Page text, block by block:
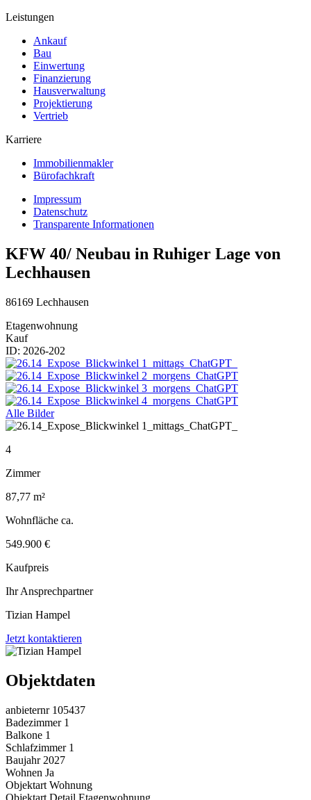
Leistungen
Ankauf
Bau
Einwertung
Finanzierung
Hausverwaltung
Projektierung
Vertrieb
Karriere
Immobilienmakler
Bürofachkraft
Impressum
Datenschutz
Transparente Informationen
KFW 40/ Neubau in Ruhiger Lage von
Lechhausen
86169 Lechhausen
Etagenwohnung
Kauf
ID: 2026-202
Alle Bilder
4
Zimmer
87,77 m²
Wohnfläche ca.
549.900 €
Kaufpreis
Ihr Ansprechpartner
Tizian Hampel
Jetzt kontaktieren
Objektdaten
anbieternr 105437
Badezimmer 1
Balkone 1
Schlafzimmer 1
Baujahr 2027
Wohnen Ja
Objektart Wohnung
Objektart Detail Etagenwohnung